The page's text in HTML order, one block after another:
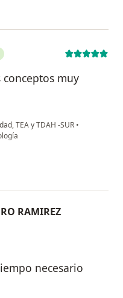
muy
TEA y TDAH -SUR •
RAMIREZ
necesario